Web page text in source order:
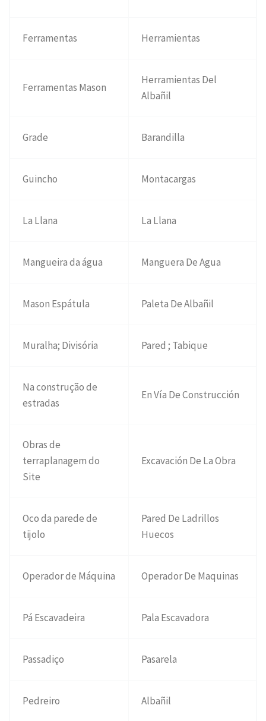
Ferramentas Herramientas
Ferramentas Mason
Herramientas Del
Albañil
Grade Barandilla
Guincho Montacargas
La Llana La Llana
Mangueira da água Manguera De Agua
Mason Espátula Paleta De Albañil
Muralha; Divisória Pared ; Tabique
Na construção de
estradas
En Vía De Construcción
Obras de
terraplanagem do
Site
Excavación De La Obra
Oco da parede de
tijolo
Pared De Ladrillos
Huecos
Operador de Máquina Operador De Maquinas
Pá Escavadeira Pala Escavadora
Passadiço Pasarela
Pedreiro Albañil